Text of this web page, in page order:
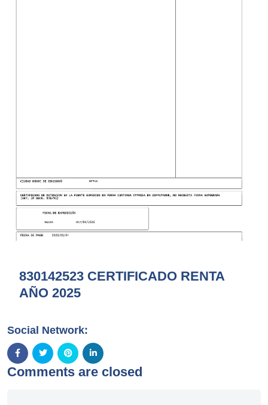
830142523 CERTIFICADO RENTA
AÑO 2025
Social Network:
Comments are closed